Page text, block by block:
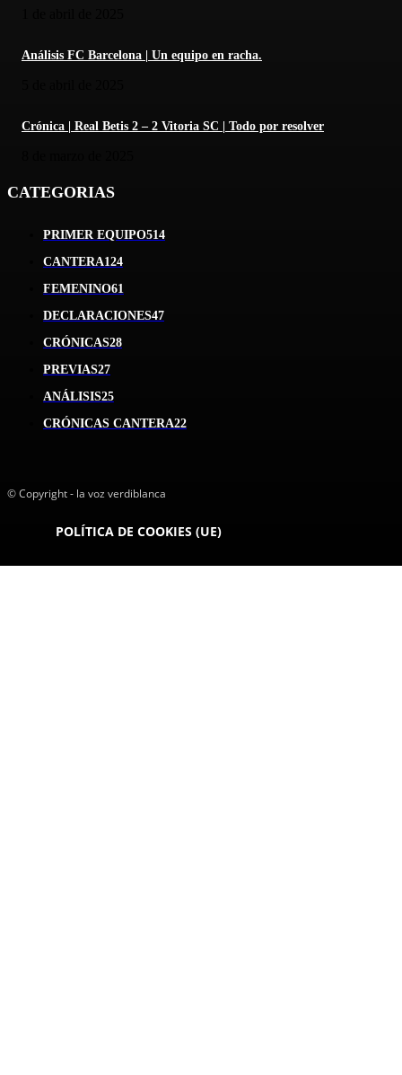
Análisis FC Barcelona | Un equipo en racha.
Crónica | Real Betis 2 – 2 Vitoria SC | Todo por resolver
CATEGORIAS
PRIMER EQUIPO514
CANTERA124
FEMENINO61
DECLARACIONES47
CRÓNICAS28
PREVIAS27
ANÁLISIS25
CRÓNICAS CANTERA22
© Copyright - la voz verdiblanca
POLÍTICA DE COOKIES (UE)